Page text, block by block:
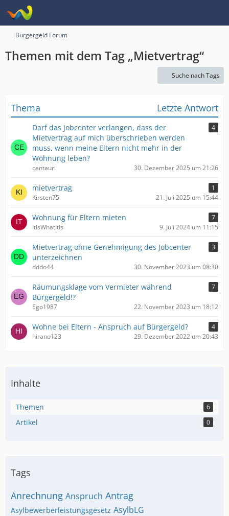
Bürgergeld Forum
Themen mit dem Tag „Mietvertrag“
Suche nach Tags
Thema Letzte Antwort
Darf das Jobcenter verlangen, dass der
Mietvertrag auf mich überschrieben werden
muss, wenn meine Eltern nicht mehr in der
Wohnung leben?
4
centauri 30. Dezember 2025 um 21:26
mietvertrag
1
Kirsten75
21. Juli 2025 um 15:44
Wohnung für Eltern mieten
7
ItIsWhatItIs
9. Juli 2024 um 11:15
Mietvertrag ohne Genehmigung des Jobcenter
unterzeichnen
3
dddo44 30. November 2023 um 08:30
Räumungsklage vom Vermieter während
Bürgergeld!?
7
Ego1987 22. November 2023 um 18:12
Wohne bei Eltern - Anspruch auf Bürgergeld?
4
hirano123
29. Dezember 2022 um 20:43
Inhalte
Themen 6
Artikel 0
Tags
Anrechnung Anspruch Antrag
Asylbewerberleistungsgesetz AsylbLG